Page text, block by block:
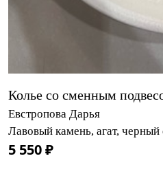
Колье со сменным
Евстропова Дарья
Лавовый камень, агат,
5 550 ₽